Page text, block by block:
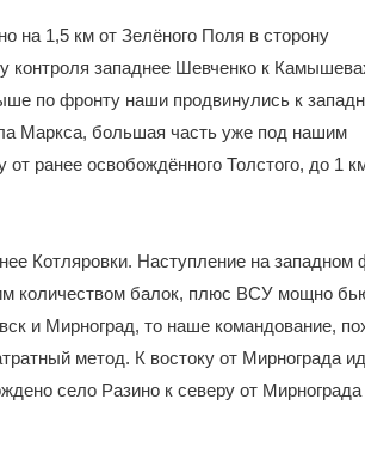
на 1,5 км от Зелёного Поля в сторону
контроля западнее Шевченко к
по фронту наши продвинулись к
Маркса, большая часть уже под нашим
ранее освобождённого Толстого, до 1
Котляровки. Наступление на западном
количеством балок, плюс ВСУ мощно
и Мирноград, то наше командование,
метод. К востоку от Мирнограда
село Разино к северу от